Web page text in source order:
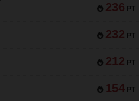
236 PT
232 PT
212 PT
154 PT